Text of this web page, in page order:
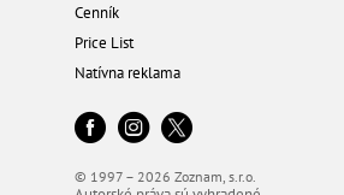
Cenník
Price List
Natívna reklama
© 1997 – 2026 Zoznam, s.r.o.